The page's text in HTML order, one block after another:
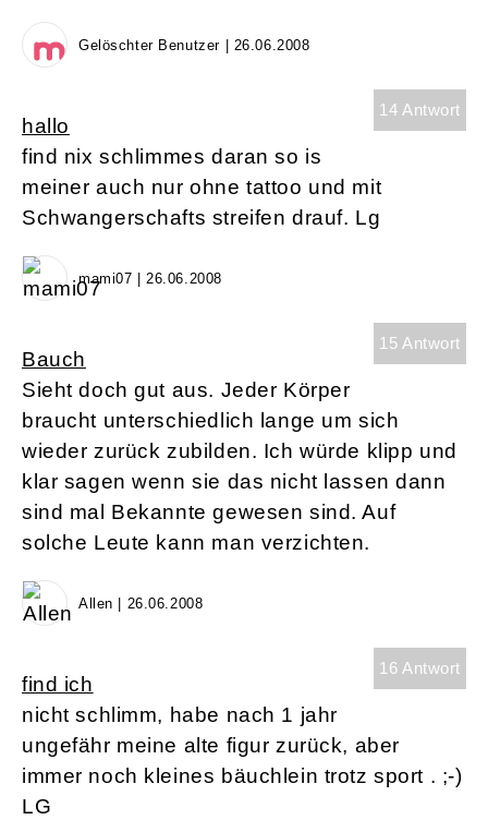
Gelöschter Benutzer | 26.06.2008
14 Antwort
hallo
find nix schlimmes daran so is
meiner auch nur ohne tattoo und mit
Schwangerschafts streifen drauf. Lg
mami07 | 26.06.2008
15 Antwort
Bauch
Sieht doch gut aus. Jeder Körper
braucht unterschiedlich lange um sich
wieder zurück zubilden. Ich würde klipp und
klar sagen wenn sie das nicht lassen dann
sind mal Bekannte gewesen sind. Auf
solche Leute kann man verzichten.
Allen | 26.06.2008
16 Antwort
find ich
nicht schlimm, habe nach 1 jahr
ungefähr meine alte figur zurück, aber
immer noch kleines bäuchlein trotz sport . ;-)
LG